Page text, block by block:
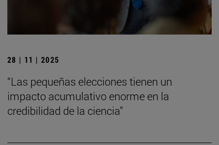
28 | 11 | 2025
“Las pequeñas elecciones tienen un
impacto acumulativo enorme en la
credibilidad de la ciencia”